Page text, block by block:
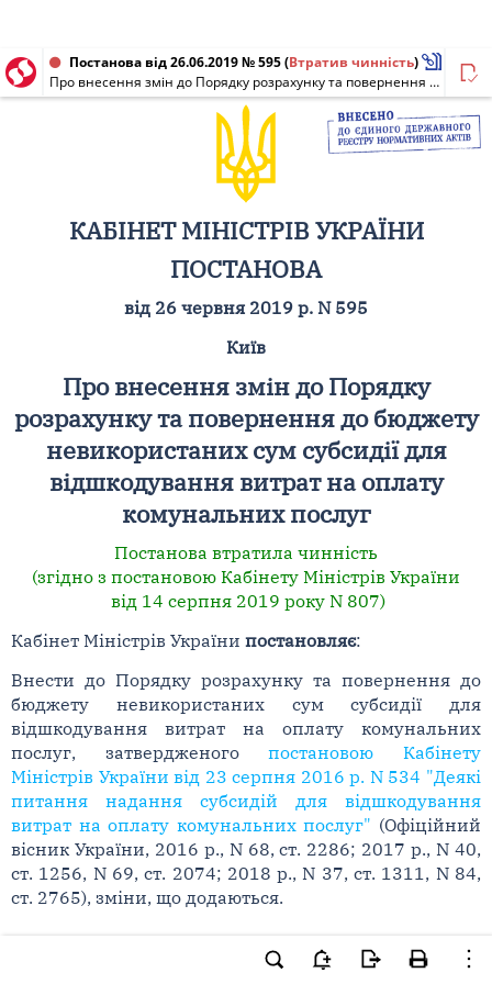
Постанова від 26.06.2019 № 595(Втратив чинність)
Про внесення змін до Порядку розрахунку та повернення до бюджету невикористаних сум субсидії для відшкодування витрат на оплату комунальних послуг